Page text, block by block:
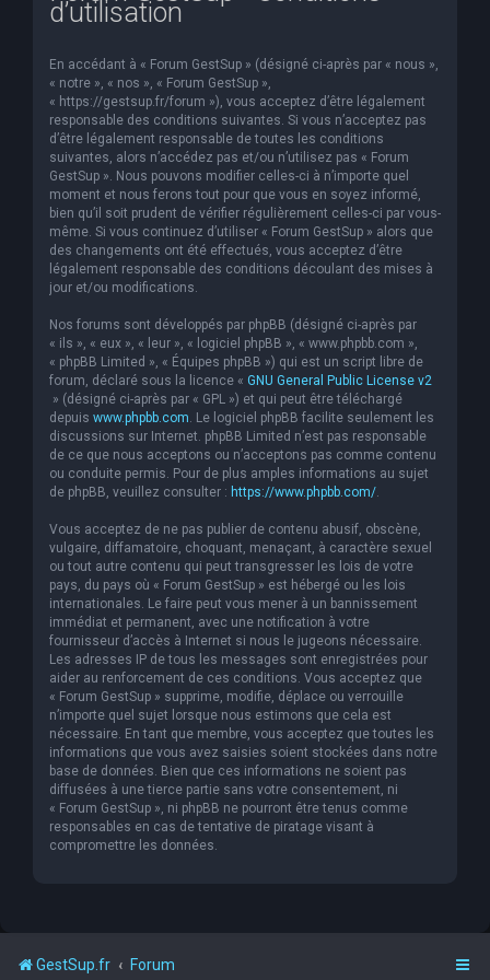
d’utilisation
En accédant à « Forum GestSup » (désigné ci-après par « nous »,
« notre », « nos », « Forum GestSup »,
« https://gestsup.fr/forum »), vous acceptez d’être légalement
responsable des conditions suivantes. Si vous n’acceptez pas
d’être légalement responsable de toutes les conditions
suivantes, alors n’accédez pas et/ou n’utilisez pas « Forum
GestSup ». Nous pouvons modifier celles-ci à n’importe quel
moment et nous ferons tout pour que vous en soyez informé,
bien qu’il soit prudent de vérifier régulièrement celles-ci par vous-
même. Si vous continuez d’utiliser « Forum GestSup » alors que
des changements ont été effectués, vous acceptez d’être
légalement responsable des conditions découlant des mises à
jour et/ou modifications.
Nos forums sont développés par phpBB (désigné ci-après par
« ils », « eux », « leur », « logiciel phpBB », « www.phpbb.com »,
« phpBB Limited », « Équipes phpBB ») qui est un script libre de
forum, déclaré sous la licence « GNU General Public License v2
» (désigné ci-après par « GPL ») et qui peut être téléchargé
depuis www.phpbb.com. Le logiciel phpBB facilite seulement les
discussions sur Internet. phpBB Limited n’est pas responsable
de ce que nous acceptons ou n’acceptons pas comme contenu
ou conduite permis. Pour de plus amples informations au sujet
de phpBB, veuillez consulter : https://www.phpbb.com/.
Vous acceptez de ne pas publier de contenu abusif, obscène,
vulgaire, diffamatoire, choquant, menaçant, à caractère sexuel
ou tout autre contenu qui peut transgresser les lois de votre
pays, du pays où « Forum GestSup » est hébergé ou les lois
internationales. Le faire peut vous mener à un bannissement
immédiat et permanent, avec une notification à votre
fournisseur d’accès à Internet si nous le jugeons nécessaire.
Les adresses IP de tous les messages sont enregistrées pour
aider au renforcement de ces conditions. Vous acceptez que
« Forum GestSup » supprime, modifie, déplace ou verrouille
n’importe quel sujet lorsque nous estimons que cela est
nécessaire. En tant que membre, vous acceptez que toutes les
informations que vous avez saisies soient stockées dans notre
base de données. Bien que ces informations ne soient pas
diffusées à une tierce partie sans votre consentement, ni
« Forum GestSup », ni phpBB ne pourront être tenus comme
responsables en cas de tentative de piratage visant à
compromettre les données.
GestSup.fr Forum